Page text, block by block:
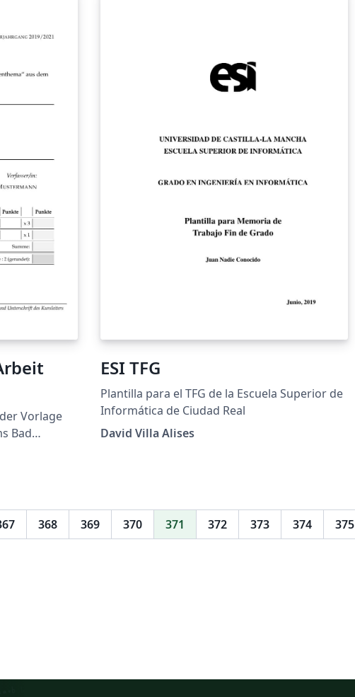
Vorlage
Bad
ESI TFG
Plantilla para el TFG de la Escuela Superior de
Informática de Ciudad Real
David Villa Alises
368 369 370 371 372 373 374 375